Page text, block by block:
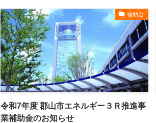
補助金
令和7年度 郡山市エネルギー３Ｒ推進事
業補助金のお知らせ